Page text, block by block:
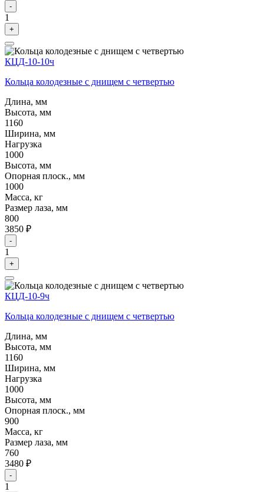
-
1
+
КЦД-10-10ч
Кольца колодезные с днищем с четвертью
Длина, мм
Высота, мм
1160
Ширина, мм
Нагрузка
1000
Высота, мм
Опорная плоск., мм
1000
Масса, кг
Размер лаза, мм
800
3850 ₽
-
1
+
КЦД-10-9ч
Кольца колодезные с днищем с четвертью
Длина, мм
Высота, мм
1160
Ширина, мм
Нагрузка
1000
Высота, мм
Опорная плоск., мм
900
Масса, кг
Размер лаза, мм
760
3480 ₽
-
1